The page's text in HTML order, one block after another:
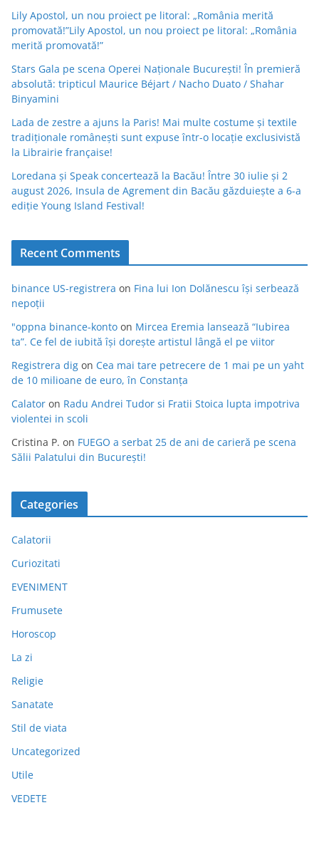
Lily Apostol, un nou proiect pe litoral: „România merită
promovată!”Lily Apostol, un nou proiect pe litoral: „România
merită promovată!”
Stars Gala pe scena Operei Naționale București! În premieră
absolută: tripticul Maurice Béjart / Nacho Duato / Shahar
Binyamini
Lada de zestre a ajuns la Paris! Mai multe costume și textile
tradiționale românești sunt expuse într-o locație exclusivistă
la Librairie française!
Loredana și Speak concertează la Bacău! Între 30 iulie și 2
august 2026, Insula de Agrement din Bacău găzduiește a 6-a
ediție Young Island Festival!
Recent Comments
binance US-registrera on Fina lui Ion Dolănescu își serbează
nepoții
"oppna binance-konto on Mircea Eremia lansează “Iubirea
ta”. Ce fel de iubită își dorește artistul lângă el pe viitor
Registrera dig on Cea mai tare petrecere de 1 mai pe un yaht
de 10 milioane de euro, în Constanța
Calator on Radu Andrei Tudor si Fratii Stoica lupta impotriva
violentei in scoli
Cristina P. on FUEGO a serbat 25 de ani de carieră pe scena
Sălii Palatului din București!
Categories
Calatorii
Curiozitati
EVENIMENT
Frumusete
Horoscop
La zi
Religie
Sanatate
Stil de viata
Uncategorized
Utile
VEDETE